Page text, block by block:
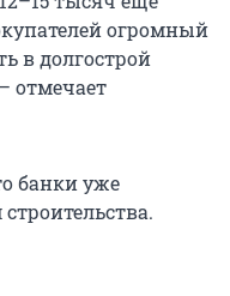
огромный
в долгострой
отмечает
банки уже